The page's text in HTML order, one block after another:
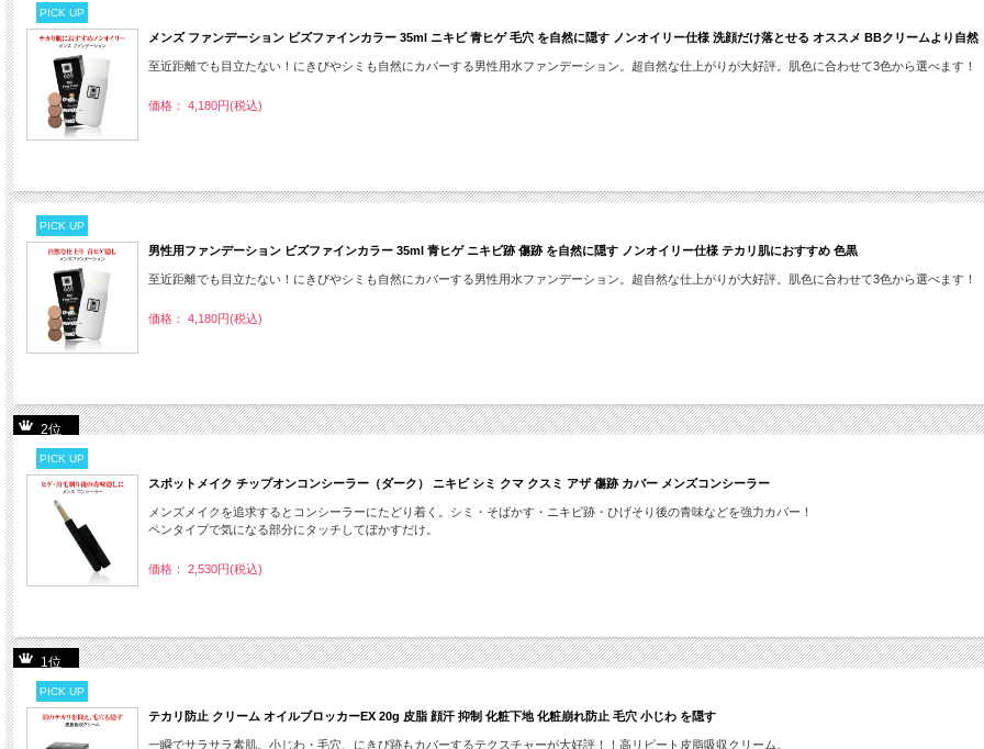
PICK UP
メンズ ファンデーション ビズファインカラー 35ml ニキビ 青ヒゲ 毛穴 を自然に隠す ノンオイリー仕様 洗顔だけ落とせる オススメ BBクリームより自然
至近距離でも目立たない！にきびやシミも自然にカバーする男性用水ファンデーション。超自然な仕上がりが大好評。肌色に合わせて3色から選べます！
価格： 4,180円(税込)
PICK UP
男性用ファンデーション ビズファインカラー 35ml 青ヒゲ ニキビ跡 傷跡 を自然に隠す ノンオイリー仕様 テカリ肌におすすめ 色黒
至近距離でも目立たない！にきびやシミも自然にカバーする男性用水ファンデーション。超自然な仕上がりが大好評。肌色に合わせて3色から選べます！
価格： 4,180円(税込)
2位
PICK UP
スポットメイク チップオンコンシーラー（ダーク） ニキビ シミ クマ クスミ アザ 傷跡 カバー メンズコンシーラー
メンズメイクを追求するとコンシーラーにたどり着く。シミ・そばかす・ニキビ跡・ひげそり後の青味などを強力カバー！
ペンタイプで気になる部分にタッチしてぼかすだけ。
価格： 2,530円(税込)
1位
PICK UP
テカリ防止 クリーム オイルブロッカーEX 20g 皮脂 顔汗 抑制 化粧下地 化粧崩れ防止 毛穴 小じわ を隠す
一瞬でサラサラ素肌。小じわ・毛穴、にきび跡もカバーするテクスチャーが大好評！！高リピート皮脂吸収クリーム。